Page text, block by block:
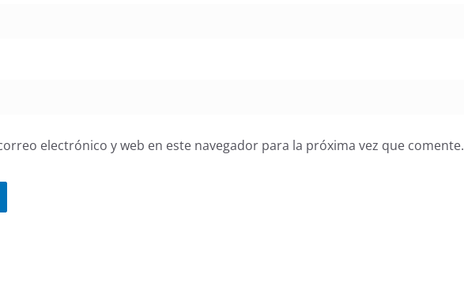
electrónico y web en este navegador para la próxima vez que comente.